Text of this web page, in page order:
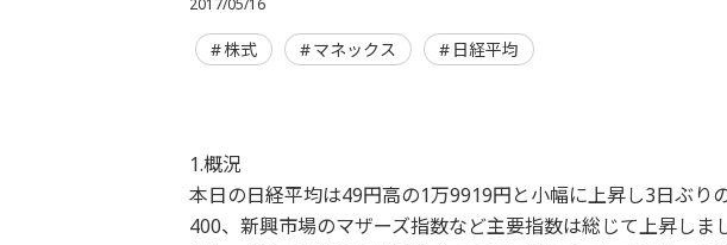
2017/05/16
株式 マネックス 日経平均
1.概況
本日の日経平均は49円高の1万9919円と小幅に上昇し3日ぶり
400、新興市場のマザーズ指数など主要指数は総じて上昇し